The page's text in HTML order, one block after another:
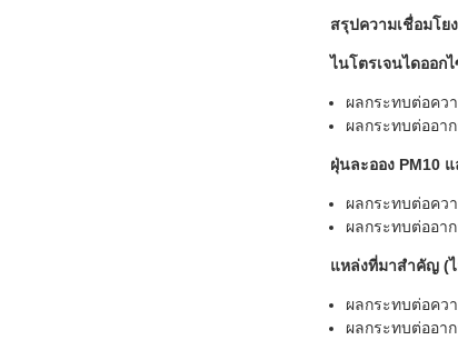
สรุปความเชื่อมโย
ไนโตรเจนไดออก
ผลกระทบต่อคว
ผลกระทบต่ออา
ฝุ่นละออง PM10
ผลกระทบต่อคว
ผลกระทบต่ออา
แหล่งที่มาสำคัญ (
ผลกระทบต่อคว
ผลกระทบต่ออา